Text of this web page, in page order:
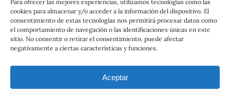
Para ofrecer las mejores experiencias, utilizamos tecnologías como las
cookies para almacenar y/o acceder a la información del dispositivo. El
consentimiento de estas tecnologías nos permitirá procesar datos como
el comportamiento de navegación o las identificaciones únicas en este
sitio. No consentir o retirar el consentimiento, puede afectar
negativamente a ciertas características y funciones.
Aceptar
Contrato